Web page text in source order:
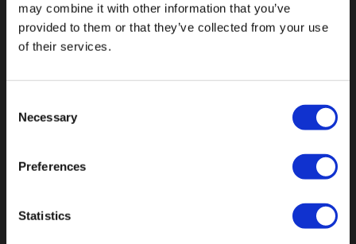
may combine it with other information that you’ve
provided to them or that they’ve collected from your use
of their services.
Selection
Necessary
Preferences
Statistics